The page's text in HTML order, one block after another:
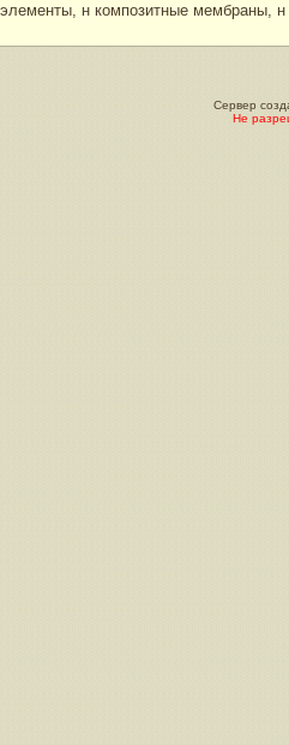
н композитные мембраны,
Сервер
Не